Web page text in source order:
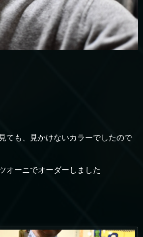
ても、見かけないカラーでしたので
オーニでオーダーしました